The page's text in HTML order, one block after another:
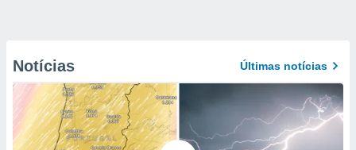
Notícias Últimas notícias